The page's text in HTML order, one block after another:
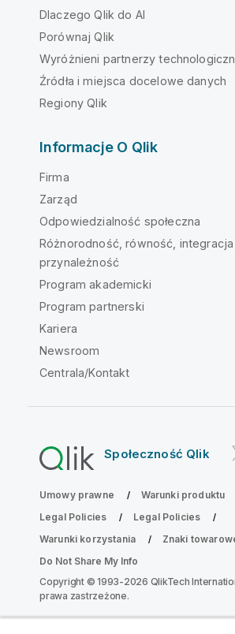
Dlaczego Qlik do AI
Porównaj Qlik
Wyróżnieni partnerzy
Źródła i miejsca docelowe danych
Regiony Qlik
Informacje O Qlik
Firma
Zarząd
Odpowiedzialność społeczna
Różnorodność, równość, integracja
przynależność
Program akademicki
Program partnerski
Kariera
Newsroom
Centrala/Kontakt
Społeczność Qlik
Umowy prawne
Warunki produktu
Legal Policies
Legal Policies
Warunki korzystania
Znaki
Do Not Share My Info
Copyright © 1993-2026 QlikTech
prawa zastrzeżone.